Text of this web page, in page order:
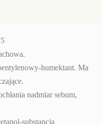
humektant. Ma
nadmiar sebum,
substancja